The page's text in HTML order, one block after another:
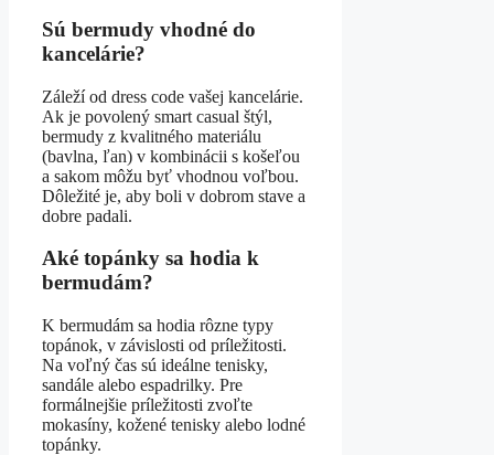
Sú bermudy vhodné do
kancelárie?
Záleží od dress code vašej kancelárie.
Ak je povolený smart casual štýl,
bermudy z kvalitného materiálu
(bavlna, ľan) v kombinácii s košeľou
a sakom môžu byť vhodnou voľbou.
Dôležité je, aby boli v dobrom stave a
dobre padali.
Aké topánky sa hodia k
bermudám?
K bermudám sa hodia rôzne typy
topánok, v závislosti od príležitosti.
Na voľný čas sú ideálne tenisky,
sandále alebo espadrilky. Pre
formálnejšie príležitosti zvoľte
mokasíny, kožené tenisky alebo lodné
topánky.